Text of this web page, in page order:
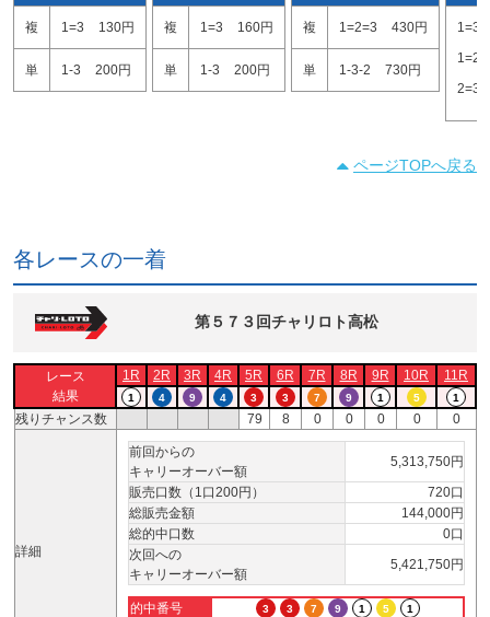
複 1=3 130円
単 1-3 200円
複 1=3 160円
単 1-3 200円
複 1=2=3 430円
単 1-3-2 730円
1=3
1=2
2=3
ページTOPへ戻る
各レースの一着
第５７３回チャリロト高松
レース
結果
1R 2R 3R 4R 5R 6R 7R 8R 9R 10R 11R
1 4 9 4 3 3 7 9 1 5 1
残りチャンス数 79 8 0 0 0 0 0
詳細
前回からの
キャリーオーバー額
5,313,750円
販売口数（1口200円）
720口
総販売金額
144,000円
総的中口数
0口
次回への
キャリーオーバー額
5,421,750円
的中番号 3 3 7 9 1 5 1